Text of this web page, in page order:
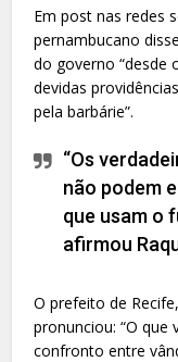
Em post nas redes
pernambucano
do governo “desde
devidas
pela barbárie”.
“Os
não podem
que usam o
afirmou
O prefeito de
pronunciou: “O
confronto entre